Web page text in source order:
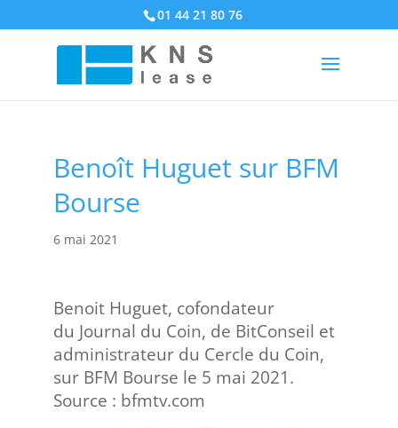
01 44 21 80 76
Benoît Huguet sur BFM
Bourse
6 mai 2021
Benoit Huguet, cofondateur
du Journal du Coin, de BitConseil et
administrateur du Cercle du Coin,
sur BFM Bourse le 5 mai 2021.
Source : bfmtv.com